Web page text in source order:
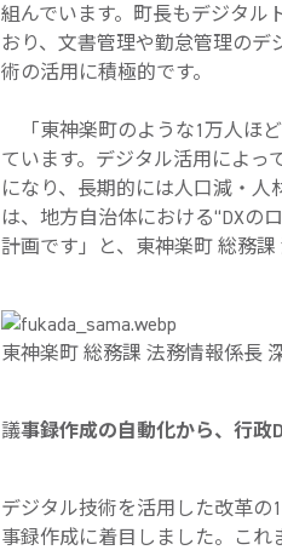
組んでいます。町長もデジタル
おり、文書管理や勤怠管理の
術の活用に積極的です。
「東神楽町のような1万人ほ
ています。デジタル活用によっ
になり、長期的には人口減・人
は、地方自治体における“DXの
計画です」と、東神楽町 総務課
東神楽町 総務課 法務情報係長
議事録作成の自動化から、行政
デジタル技術を活用した改革
事録作成に着目しました。これ